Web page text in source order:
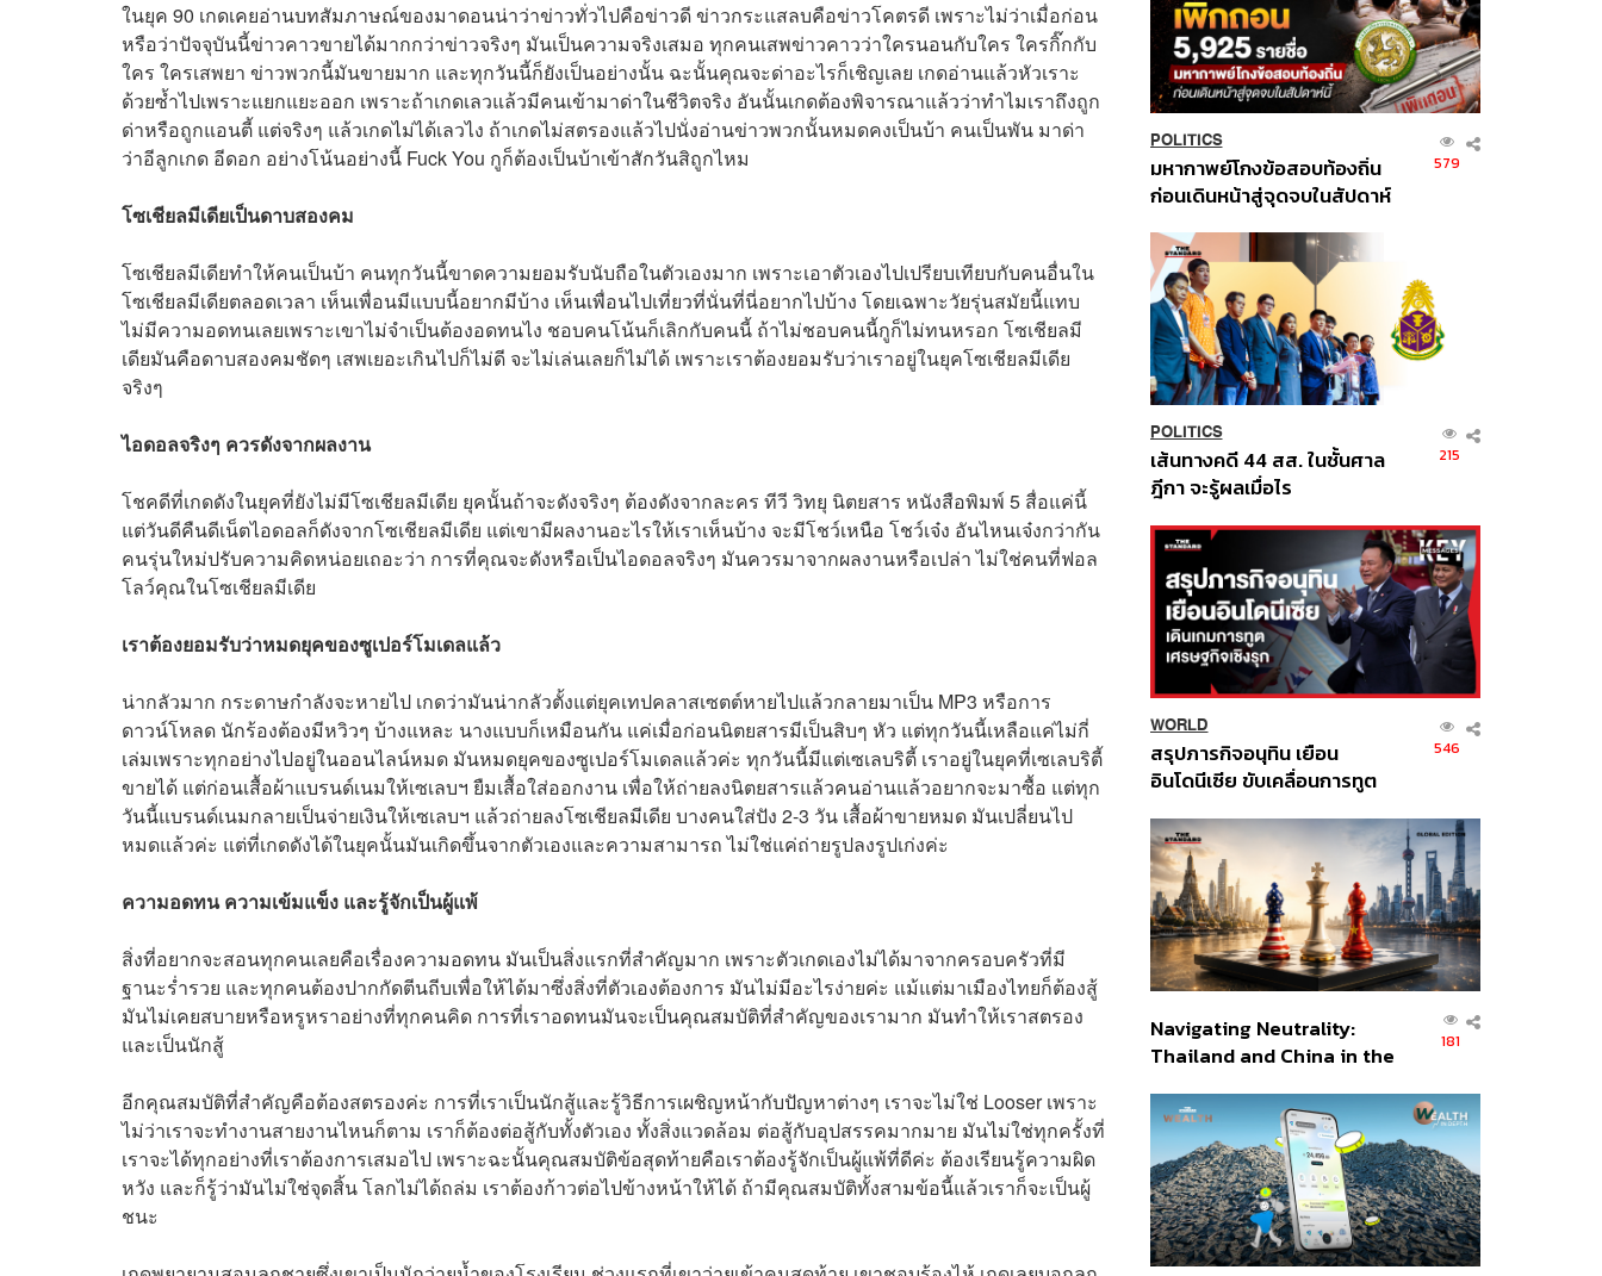
ในยุค 90 เกดเคยอ่านบทสัมภาษณ์ของมาดอนน่าว่าข่าวทั่วไปคือข่าวดี ข่าวกระแสลบคือข่าวโคตรดี เพราะไม่ว่าเมื่อก่อน
หรือว่าปัจจุบันนี้ข่าวคาวขายได้มากกว่าข่าวจริงๆ มันเป็นความจริงเสมอ ทุกคนเสพข่าวคาวว่าใครนอนกับใคร ใครกิ๊กกับ
ใคร ใครเสพยา ข่าวพวกนี้มันขายมาก และทุกวันนี้ก็ยังเป็นอย่างนั้น ฉะนั้นคุณจะด่าอะไรก็เชิญเลย เกดอ่านแล้วหัวเราะ
ด้วยซ้ำไปเพราะแยกแยะออก เพราะถ้าเกดเลวแล้วมีคนเข้ามาด่าในชีวิตจริง อันนั้นเกดต้องพิจารณาแล้วว่าทำไมเราถึงถูก
ด่าหรือถูกแอนตี้ แต่จริงๆ แล้วเกดไม่ได้เลวไง ถ้าเกดไม่สตรองแล้วไปนั่งอ่านข่าวพวกนั้นหมดคงเป็นบ้า คนเป็นพัน มาด่า
ว่าอีลูกเกด อีดอก อย่างโน้นอย่างนี้ Fuck You กูก็ต้องเป็นบ้าเข้าสักวันสิถูกไหม
โซเชียลมีเดียเป็นดาบสองคม
โซเชียลมีเดียทำให้คนเป็นบ้า คนทุกวันนี้ขาดความยอมรับนับถือในตัวเองมาก เพราะเอาตัวเองไปเปรียบเทียบกับคนอื่นใน
โซเชียลมีเดียตลอดเวลา เห็นเพื่อนมีแบบนี้อยากมีบ้าง เห็นเพื่อนไปเที่ยวที่นั่นที่นี่อยากไปบ้าง โดยเฉพาะวัยรุ่นสมัยนี้แทบ
ไม่มีความอดทนเลยเพราะเขาไม่จำเป็นต้องอดทนไง ชอบคนโน้นก็เลิกกับคนนี้ ถ้าไม่ชอบคนนี้กูก็ไม่ทนหรอก โซเชียลมี
เดียมันคือดาบสองคมชัดๆ เสพเยอะเกินไปก็ไม่ดี จะไม่เล่นเลยก็ไม่ได้ เพราะเราต้องยอมรับว่าเราอยู่ในยุคโซเชียลมีเดีย
จริงๆ
ไอดอลจริงๆ ควรดังจากผลงาน
โชคดีที่เกดดังในยุคที่ยังไม่มีโซเชียลมีเดีย ยุคนั้นถ้าจะดังจริงๆ ต้องดังจากละคร ทีวี วิทยุ นิตยสาร หนังสือพิมพ์ 5 สื่อแค่นี้
แต่วันดีคืนดีเน็ตไอดอลก็ดังจากโซเชียลมีเดีย แต่เขามีผลงานอะไรให้เราเห็นบ้าง จะมีโชว์เหนือ โชว์เจ๋ง อันไหนเจ๋งกว่ากัน
คนรุ่นใหม่ปรับความคิดหน่อยเถอะว่า การที่คุณจะดังหรือเป็นไอดอลจริงๆ มันควรมาจากผลงานหรือเปล่า ไม่ใช่คนที่ฟอล
โลว์คุณในโซเชียลมีเดีย
เราต้องยอมรับว่าหมดยุคของซูเปอร์โมเดลแล้ว
น่ากลัวมาก กระดาษกำลังจะหายไป เกดว่ามันน่ากลัวตั้งแต่ยุคเทปคลาสเซตต์หายไปแล้วกลายมาเป็น MP3 หรือการ
ดาวน์โหลด นักร้องต้องมีหวิวๆ บ้างแหละ นางแบบก็เหมือนกัน แค่เมื่อก่อนนิตยสารมีเป็นสิบๆ หัว แต่ทุกวันนี้เหลือแค่ไม่กี่
เล่มเพราะทุกอย่างไปอยู่ในออนไลน์หมด มันหมดยุคของซูเปอร์โมเดลแล้วค่ะ ทุกวันนี้มีแต่เซเลบริตี้ เราอยู่ในยุคที่เซเลบริตี้
ขายได้ แต่ก่อนเสื้อผ้าแบรนด์เนมให้เซเลบฯ ยืมเสื้อใส่ออกงาน เพื่อให้ถ่ายลงนิตยสารแล้วคนอ่านแล้วอยากจะมาซื้อ แต่ทุก
วันนี้แบรนด์เนมกลายเป็นจ่ายเงินให้เซเลบฯ แล้วถ่ายลงโซเชียลมีเดีย บางคนใส่ปัง 2-3 วัน เสื้อผ้าขายหมด มันเปลี่ยนไป
หมดแล้วค่ะ แต่ที่เกดดังได้ในยุคนั้นมันเกิดขึ้นจากตัวเองและความสามารถ ไม่ใช่แค่ถ่ายรูปลงรูปเก่งค่ะ
ความอดทน ความเข้มแข็ง และรู้จักเป็นผู้แพ้
สิ่งที่อยากจะสอนทุกคนเลยคือเรื่องความอดทน มันเป็นสิ่งแรกที่สำคัญมาก เพราะตัวเกดเองไม่ได้มาจากครอบครัวที่มี
ฐานะร่ำรวย และทุกคนต้องปากกัดตีนถีบเพื่อให้ได้มาซึ่งสิ่งที่ตัวเองต้องการ มันไม่มีอะไรง่ายค่ะ แม้แต่มาเมืองไทยก็ต้องสู้
มันไม่เคยสบายหรือหรูหราอย่างที่ทุกคนคิด การที่เราอดทนมันจะเป็นคุณสมบัติที่สำคัญของเรามาก มันทำให้เราสตรอง
และเป็นนักสู้
อีกคุณสมบัติที่สำคัญคือต้องสตรองค่ะ การที่เราเป็นนักสู้และรู้วิธีการเผชิญหน้ากับปัญหาต่างๆ เราจะไม่ใช่ Looser เพราะ
ไม่ว่าเราจะทำงานสายงานไหนก็ตาม เราก็ต้องต่อสู้กับทั้งตัวเอง ทั้งสิ่งแวดล้อม ต่อสู้กับอุปสรรคมากมาย มันไม่ใช่ทุกครั้งที่
เราจะได้ทุกอย่างที่เราต้องการเสมอไป เพราะฉะนั้นคุณสมบัติข้อสุดท้ายคือเราต้องรู้จักเป็นผู้แพ้ที่ดีค่ะ ต้องเรียนรู้ความผิด
หวัง และก็รู้ว่ามันไม่ใช่จุดสิ้น โลกไม่ได้ถล่ม เราต้องก้าวต่อไปข้างหน้าให้ได้ ถ้ามีคุณสมบัติทั้งสามข้อนี้แล้วเราก็จะเป็นผู้
ชนะ
POLITICS
มหากาพย์โกงข้อสอบท้องถิ่น
ก่อนเดินหน้าสู่จุดจบในสัปดาห์
579
POLITICS
เส้นทางคดี 44 สส. ในชั้นศาล
ฎีกา จะรู้ผลเมื่อไร
215
WORLD
สรุปภารกิจอนุทิน เยือน
อินโดนีเซีย ขับเคลื่อนการทูต
ส่วนยุทธศาสตร์ไทย –
อินโดนีเซีย
546
Navigating Neutrality:
Thailand and China in the
Order
181